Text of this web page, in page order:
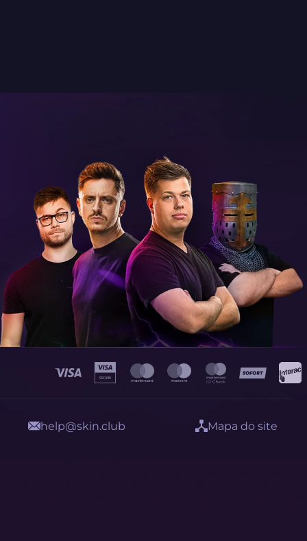
help@skin.club Mapa do site